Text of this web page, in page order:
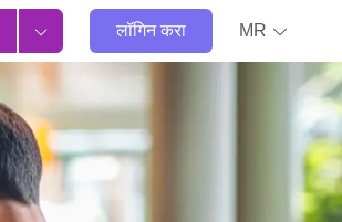
लॉगिन करा MR